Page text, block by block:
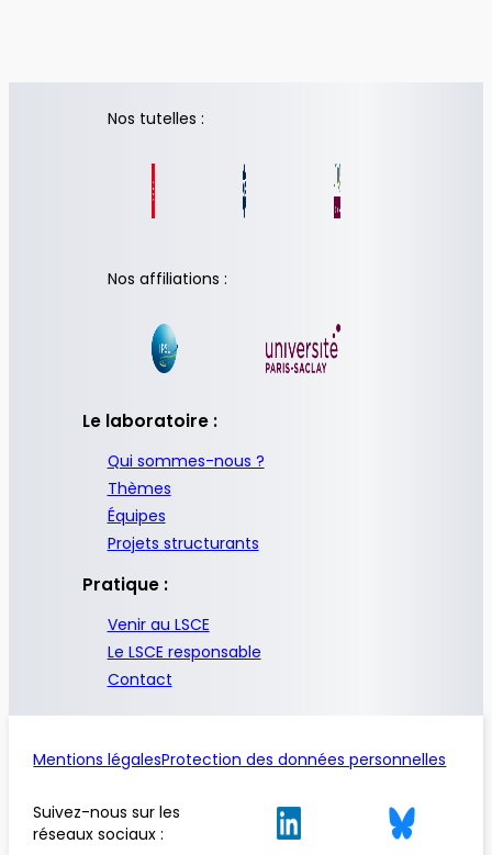
Nos tutelles :
Nos affiliations :
Le laboratoire :
Qui sommes-nous ?
Thèmes
Équipes
Projets structurants
Pratique :
Venir au LSCE
Le LSCE responsable
Contact
Mentions légalesProtection des données personnelles
Suivez-nous sur les
réseaux sociaux :